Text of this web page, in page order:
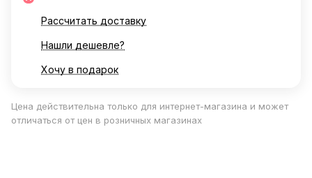
Рассчитать доставку
Нашли дешевле?
Хочу в подарок
Цена действительна только для интернет-магазина и может
отличаться от цен в розничных магазинах